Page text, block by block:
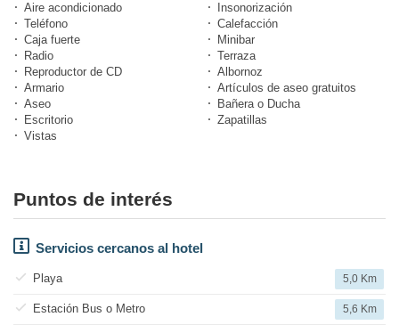
Aire acondicionado
Insonorización
Teléfono
Calefacción
Caja fuerte
Minibar
Radio
Terraza
Reproductor de CD
Albornoz
Armario
Artículos de aseo gratuitos
Aseo
Bañera o Ducha
Escritorio
Zapatillas
Vistas
Puntos de interés
Servicios cercanos al hotel
Playa 5,0 Km
Estación Bus o Metro 5,6 Km